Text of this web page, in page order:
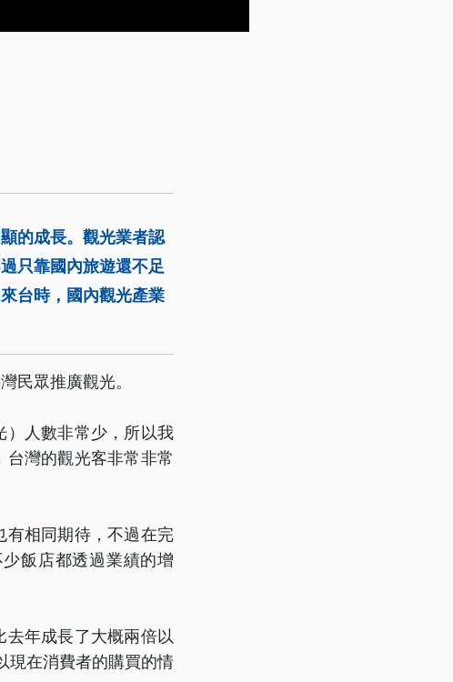
的成長。觀光業者認
只靠國內旅遊還不足
台時，國內觀光產業
民眾推廣觀光。
）人數非常少，所以我
灣的觀光客非常非常
有相同期待，不過在完
飯店都透過業績的增
年成長了大概兩倍以
現在消費者的購買的情